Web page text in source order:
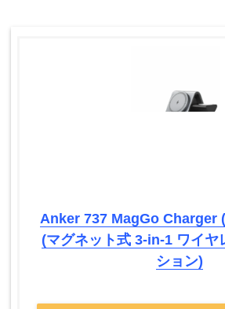
Anker 737 MagGo Charger
(マグネット式 3-in-1 ワイヤ
ション)